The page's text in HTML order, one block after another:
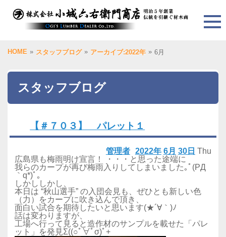
HOME » スタッフブログ » アーカイブ:2022年 » 6月
スタッフブログ
【＃７０３】 パレット１
2022年 6月 30日 Thu
管理者
広島県も梅雨明け宣言！ ・・・と思った途端に
我らのカープが再び梅雨入りしてしまいました｡ﾟ(PД
｀q*)ﾟ｡
しかししかし、
本日は “秋山選手” の入団会見も、ぜひとも新しい色
（力）をカープに吹き込んで頂き、
面白い試合を期待したいと思います(★´∀｀)ﾉ
話は変わりますが、
工場へ行って見ると造作材のサンプルを載せた「パレ
ット」を発見Σ((○ﾟ∀ﾟσ)ﾟ+